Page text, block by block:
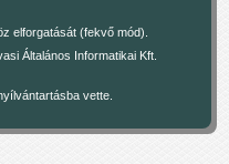
elforgatását (fekvő mód).
Általános Informatikai Kft.
vette.